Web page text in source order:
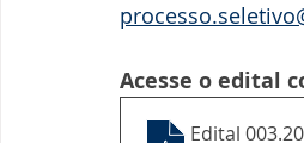
Acesse o edital